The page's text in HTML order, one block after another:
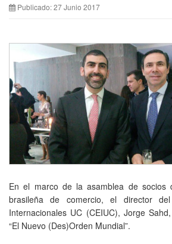
Publicado: 27 Junio 2017
En el marco de la asamblea de socios
brasileña de comercio, el director
Internacionales UC (CEIUC), Jorge
“El Nuevo (Des)Orden Mundial”.